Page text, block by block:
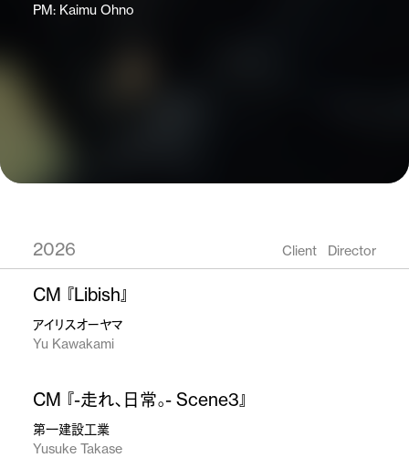
PM: Kaimu Ohno
2026 Client Director
CM 『Libish』
アイリスオーヤマ
Yu Kawakami
CM 『-走れ、日常。- Scene3』
第一建設工業
Yusuke Takase